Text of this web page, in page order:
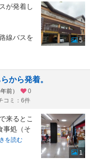
が発着し
線バスを
5
から発着。
前）
0
コミ：6件
来るとこ
事処（そ
を読む
1